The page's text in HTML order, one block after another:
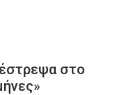
στο